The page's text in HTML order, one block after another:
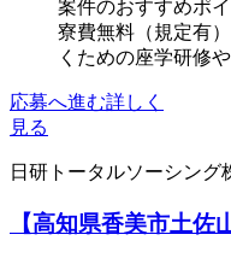
案件のおすすめポイ
寮費無料（規定有
くための座学研修
応募へ進む詳しく
見る
日研トータルソーシング
【高知県香美市土